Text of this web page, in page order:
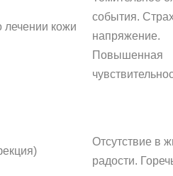
лечении кожи
события.
напряжение.
Повышенная
Отсутствие в
радости.